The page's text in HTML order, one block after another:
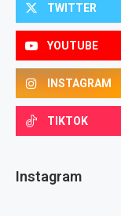
TWITTER
YOUTUBE
INSTAGRAM
TIKTOK
Instagram